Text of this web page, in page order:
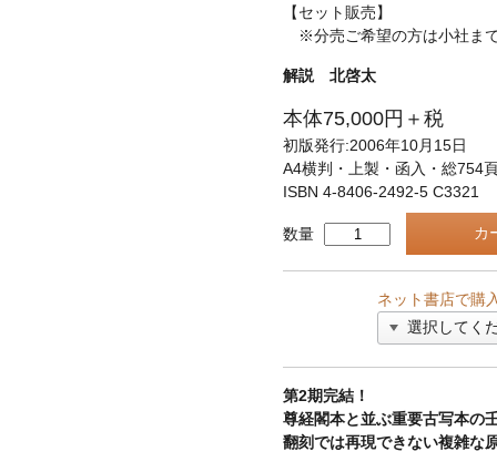
【セット販売】
※分売ご希望の方は小社ま
解説 北啓太
本体75,000円＋税
初版発行:2006年10月15日
A4横判・上製・函入・総754
ISBN 4-8406-2492-5 C3321
数量
ネット書店で購
第2期完結！
尊経閣本と並ぶ重要古写本の
翻刻では再現できない複雑な